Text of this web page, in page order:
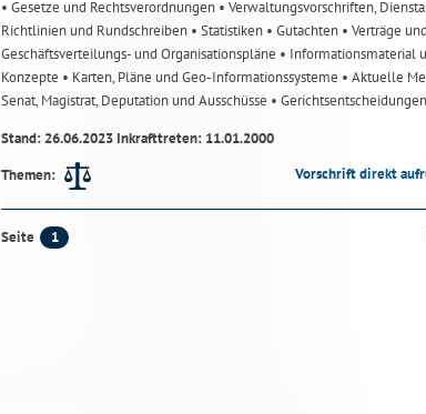
• Gesetze und Rechtsverordnungen • Verwaltungsvorschriften,
Richtlinien und Rundschreiben • Statistiken • Gutachten • Verträge
Geschäftsverteilungs- und Organisationspläne • Informationsmaterial
Konzepte • Karten, Pläne und Geo-Informationssysteme • Aktuelle
Senat, Magistrat, Deputation und Ausschüsse • Gerichtsentscheidungen
Stand: 26.06.2023 Inkrafttreten: 11.01.2000
Themen:
Vorschrift direkt
Seite 1